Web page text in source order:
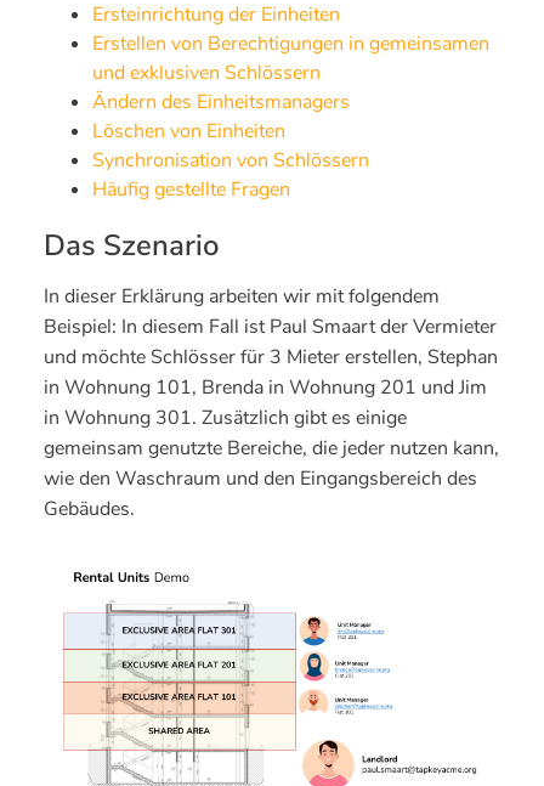
Ersteinrichtung der Einheiten
Erstellen von Berechtigungen in gemeinsamen
und exklusiven Schlössern
Ändern des Einheitsmanagers
Löschen von Einheiten
Synchronisation von Schlössern
Häufig gestellte Fragen
Das Szenario
In dieser Erklärung arbeiten wir mit folgendem
Beispiel: In diesem Fall ist Paul Smaart der Vermieter
und möchte Schlösser für 3 Mieter erstellen, Stephan
in Wohnung 101, Brenda in Wohnung 201 und Jim
in Wohnung 301. Zusätzlich gibt es einige
gemeinsam genutzte Bereiche, die jeder nutzen kann,
wie den Waschraum und den Eingangsbereich des
Gebäudes.